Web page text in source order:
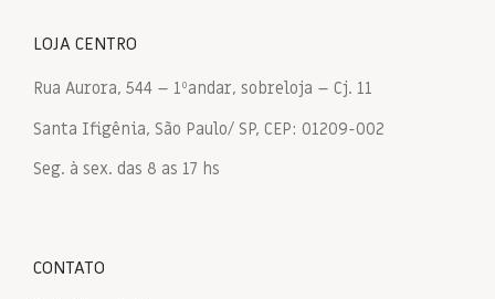
LOJA CENTRO
Rua Aurora, 544 – 1ºandar, sobreloja – Cj. 11
Santa Ifigênia, São Paulo/ SP, CEP: 01209-002
Seg. à sex. das 8 as 17 hs
CONTATO